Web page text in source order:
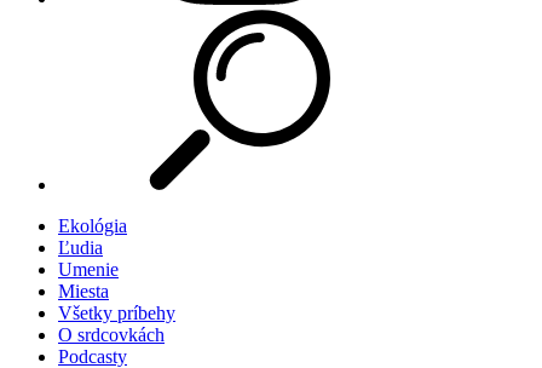
Ekológia
Ľudia
Umenie
Miesta
Všetky príbehy
O srdcovkách
Podcasty